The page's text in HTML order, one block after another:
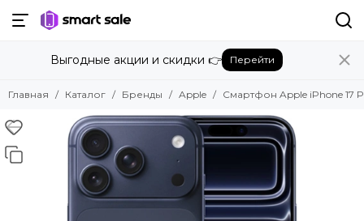
Назад
Бренды
Amazon
Apple
Bose
Выгодные акции и скидки 👉 Перейти
Главная Каталог Бренды Apple Смартфон Apple iPhone 17